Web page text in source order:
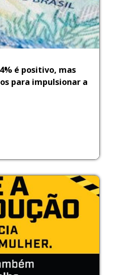
é positivo, mas
para impulsionar a